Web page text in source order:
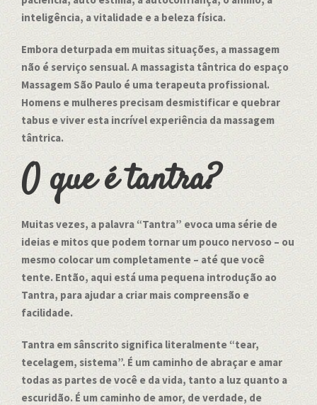
inteligência, a vitalidade e a beleza física.
Embora deturpada em muitas situações, a massagem
não é serviço sensual. A massagista tântrica do espaço
Massagem São Paulo é uma terapeuta profissional.
Homens e mulheres precisam desmistificar e quebrar
tabus e viver esta incrível experiência da massagem
tântrica.
O que é tantra?
Muitas vezes, a palavra “Tantra” evoca uma série de
ideias e mitos que podem tornar um pouco nervoso – ou
mesmo colocar um completamente – até que você
tente. Então, aqui está uma pequena introdução ao
Tantra, para ajudar a criar mais compreensão e
facilidade.
Tantra em sânscrito significa literalmente “tear,
tecelagem, sistema”. É um caminho de abraçar e amar
todas as partes de você e da vida, tanto a luz quanto a
escuridão. É um caminho de amor, de verdade, de